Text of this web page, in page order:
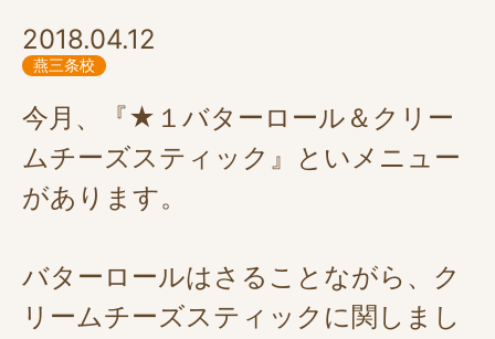
2018.04.12
燕三条校
今月、『★１バターロール＆クリー
ムチーズスティック』といメニュー
があります。
バターロールはさることながら、ク
リームチーズスティックに関しまし